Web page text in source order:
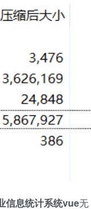
信息统计系统vue无